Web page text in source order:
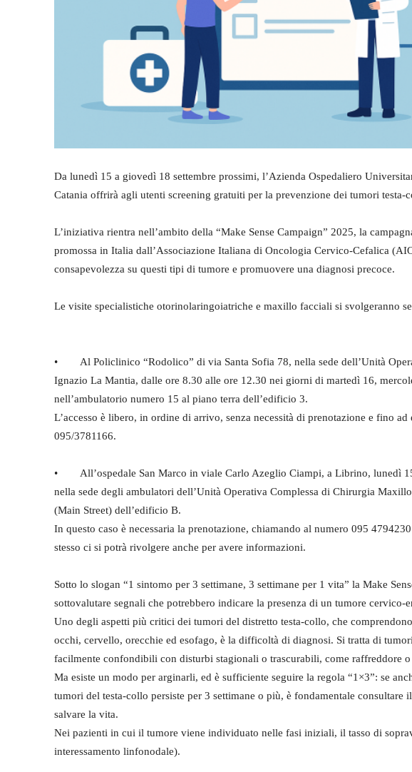
Da lunedì 15 a giovedì 18 settembre prossimi, l’Azienda Ospedaliero
Catania offrirà agli utenti screening gratuiti per la prevenzione dei tumori testa-
L’iniziativa rientra nell’ambito della “Make Sense Campaign” 2025, la
promossa in Italia dall’Associazione Italiana di Oncologia Cervico-Cefalica
consapevolezza su questi tipi di tumore e promuovere una diagnosi precoce.
Le visite specialistiche otorinolaringoiatriche e maxillo facciali si svolgeranno
• Al Policlinico “Rodolico” di via Santa Sofia 78, nella sede dell’Unità
Ignazio La Mantia, dalle ore 8.30 alle ore 12.30 nei giorni di martedì 16,
nell’ambulatorio numero 15 al piano terra dell’edificio 3.
L’accesso è libero, in ordine di arrivo, senza necessità di prenotazione e fino
095/3781166.
• All’ospedale San Marco in viale Carlo Azeglio Ciampi, a Librino, lunedì
nella sede degli ambulatori dell’Unità Operativa Complessa di Chirurgia
(Main Street) dell’edificio B.
In questo caso è necessaria la prenotazione, chiamando al numero 095
stesso ci si potrà rivolgere anche per avere informazioni.
Sotto lo slogan “1 sintomo per 3 settimane, 3 settimane per 1 vita” la Make
sottovalutare segnali che potrebbero indicare la presenza di un tumore cervico-
Uno degli aspetti più critici dei tumori del distretto testa-collo, che
occhi, cervello, orecchie ed esofago, è la difficoltà di diagnosi. Si tratta di
facilmente confondibili con disturbi stagionali o trascurabili, come raffreddore
Ma esiste un modo per arginarli, ed è sufficiente seguire la regola “1×3”: se
tumori del testa-collo persiste per 3 settimane o più, è fondamentale consultare
salvare la vita.
Nei pazienti in cui il tumore viene individuato nelle fasi iniziali, il tasso di
interessamento linfonodale).